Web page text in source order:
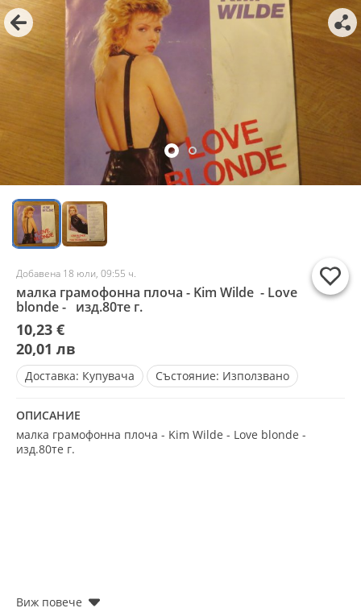
Добавена 18 юли, 09:55 ч.
малка грамофонна плоча - Kim Wilde - Love
blonde - изд.80те г.
10,23 €
20,01 лв
Доставка: Купувача Състояние: Използвано
ОПИСАНИЕ
малка грамофонна плоча - Kim Wilde - Love blonde -
изд.80те г.